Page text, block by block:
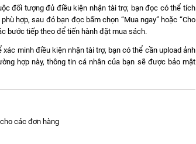
đối tượng đủ điều kiện nhận tài trợ, bạn đọc có thể tích
hợp, sau đó bạn đọc bấm chọn “Mua ngay” hoặc “Cho
bước tiếp theo để tiến hành đặt mua sách.
minh điều kiện nhận tài trợ, bạn có thể cần upload ảnh
hợp này, thông tin cá nhân của bạn sẽ được bảo mật
các đơn hàng